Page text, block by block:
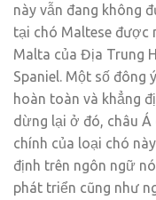
này vẫn đang không
tại chó Maltese được
Malta của Địa Trung
Spaniel. Một số đông
hoàn toàn và khẳng
dừng lại ở đó, châu Á
chính của loại chó
định trên ngôn ngữ
phát triển cũng như